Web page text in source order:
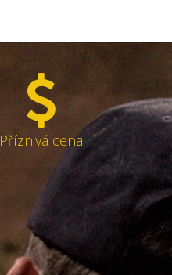
Příznivá cena